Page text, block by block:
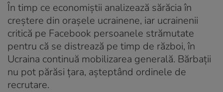
În timp ce economiștii analizează sărăcia în
creștere din orașele ucrainene, iar ucrainenii
critică pe Facebook persoanele strămutate
pentru că se distrează pe timp de război, în
Ucraina continuă mobilizarea generală. Bărbații
nu pot părăsi țara, așteptând ordinele de
recrutare.